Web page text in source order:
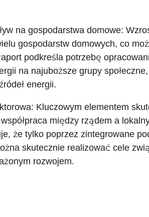
na gospodarstwa domowe:
gospodarstw domowych, co
podkreśla potrzebę
na najuboższe grupy
energii.
Kluczowym elementem
między rządem a
że tylko poprzez zintegrowane
skutecznie realizować cele
rozwojem.